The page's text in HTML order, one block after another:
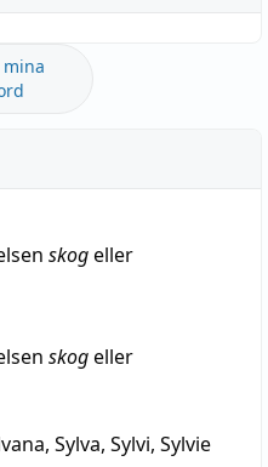
mina
skogeller
skogeller
Sylva, Sylvi, Sylvie